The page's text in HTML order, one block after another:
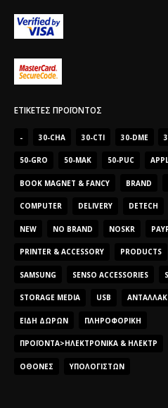
ΕΤΙΚΈΤΕΣ ΠΡΟΪΌΝΤΟΣ
- 30-CHA 30-CTI 30-DME
50-GRO 50-MAK 50-PUC
BOOK MAGNET & FANCY BRAND
COMPUTER DELIVERY DETECH
NEW NO BRAND NOSKR
PRINTER & ACCESSORY PRODUCTS
SAMSUNG SENSO ACCESSORIES
STORAGE MEDIA USB
ΕΊΔΗ ΔΏΡΩΝ ΠΛΗΡΟΦΟΡΙΚΉ
ΠΡΟΪΌΝΤΑ>ΗΛΕΚΤΡΟΝΙΚΆ & ΗΛΕΚΤΡ
ΟΘΌΝΕΣ ΥΠΟΛΟΓΙΣΤΏΝ